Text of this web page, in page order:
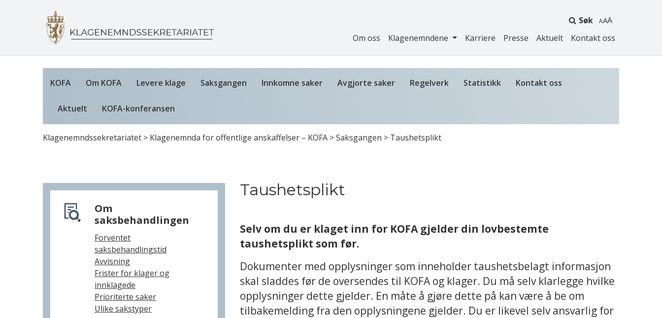
Søk A
Om oss Klagenemndene Karriere Presse Aktuelt Kontakt oss
KOFA Om KOFA Levere klage Saksgangen Innkomne saker Avgjorte saker Regelverk Statistikk Kontakt oss
Aktuelt KOFA-konferansen
Klagenemndssekretariatet > Klagenemnda for offentlige anskaffelser – KOFA >Saksgangen > Taushetsplikt
Om
saksbehandlingen
Forventet
saksbehandlingstid
Avvisning
Frister for klager og
innklagede
Prioriterte saker
Ulike sakstyper
Taushetsplikt
Selv om du er klaget inn for KOFA gjelder din lovbestemte
taushetsplikt som før.
Dokumenter med opplysninger som inneholder taushetsbelagt informasjon
skal sladdes før de oversendes til KOFA og klager. Du må selv klarlegge hvilke
opplysninger dette gjelder. En måte å gjøre dette på kan være å be om
tilbakemelding fra den opplysningene gjelder. Du er likevel selv ansvarlig for